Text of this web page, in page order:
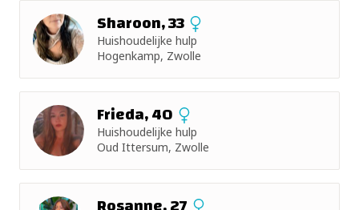
Sharoon, 33
Huishoudelijke hulp
Hogenkamp, Zwolle
Frieda, 40
Huishoudelijke hulp
Oud Ittersum, Zwolle